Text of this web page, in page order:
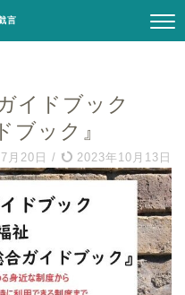
言
イドブック
ブック』
月20日 / 2023年10月13日